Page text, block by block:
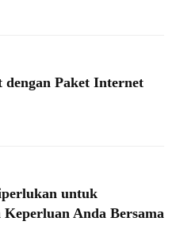
dengan Paket Internet
untuk
Anda Bersama